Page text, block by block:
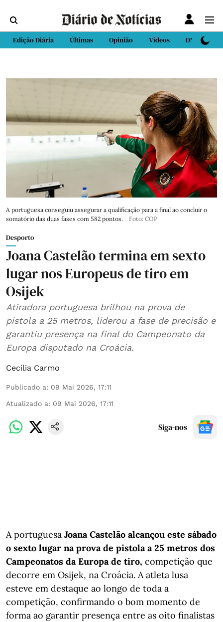
Edição Diária Últimas Opinião Vídeos DN Sport
A portuguesa conseguiu assegurar a qualificação para a final ao concluir o
somatório das duas fases com 582 pontos.
Foto: COP
Desporto
Joana Castelão termina em sexto
lugar nos Europeus de tiro em
Osijek
Atiradora portuguesa brilhou na prova de
pistola a 25 metros, liderou a fase de precisão e
garantiu presença na final do Campeonato da
Europa disputado na Croácia.
Cecília Carmo
Publicado a: 09 Mai 2026, 17:11
Atualizado a: 09 Mai 2026, 17:11
Siga-nos
A portuguesa Joana Castelão alcançou este sábado
o sexto lugar na prova de pistola a 25 metros dos
Campeonatos da Europa de tiro, competição que
decorre em Osijek, na Croácia. A atleta lusa
esteve em destaque ao longo de toda a
competição, confirmando o bom momento de
forma ao garantir presença entre as oito finalistas